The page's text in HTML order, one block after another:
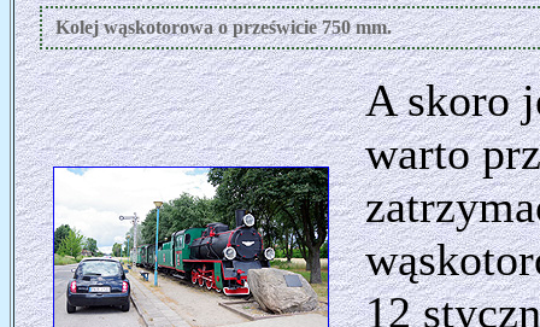
Kolej wąskotorowa o prześwicie 750 mm.
A skoro
warto
12